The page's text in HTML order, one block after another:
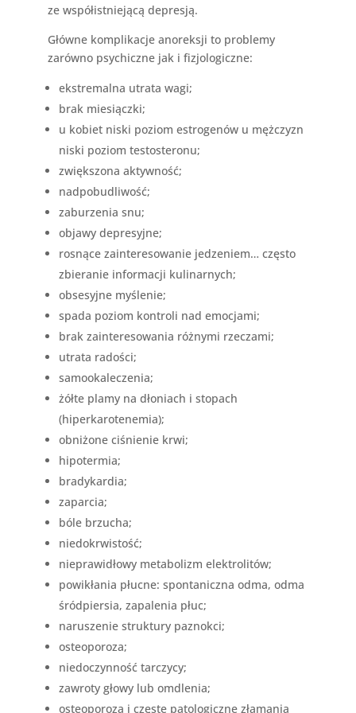
ze współistniejącą depresją.
Główne komplikacje anoreksji to problemy
zarówno psychiczne jak i fizjologiczne:
ekstremalna utrata wagi;
brak miesiączki;
u kobiet niski poziom estrogenów u mężczyzn
niski poziom testosteronu;
zwiększona aktywność;
nadpobudliwość;
zaburzenia snu;
objawy depresyjne;
rosnące zainteresowanie jedzeniem… często
zbieranie informacji kulinarnych;
obsesyjne myślenie;
spada poziom kontroli nad emocjami;
brak zainteresowania różnymi rzeczami;
utrata radości;
samookaleczenia;
żółte plamy na dłoniach i stopach
(hiperkarotenemia);
obniżone ciśnienie krwi;
hipotermia;
bradykardia;
zaparcia;
bóle brzucha;
niedokrwistość;
nieprawidłowy metabolizm elektrolitów;
powikłania płucne: spontaniczna odma, odma
śródpiersia, zapalenia płuc;
naruszenie struktury paznokci;
osteoporoza;
niedoczynność tarczycy;
zawroty głowy lub omdlenia;
osteoporoza i częste patologiczne złamania